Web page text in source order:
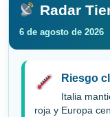
Radar
6 de agosto de 2026
Riesgo
Italia
roja y Europa